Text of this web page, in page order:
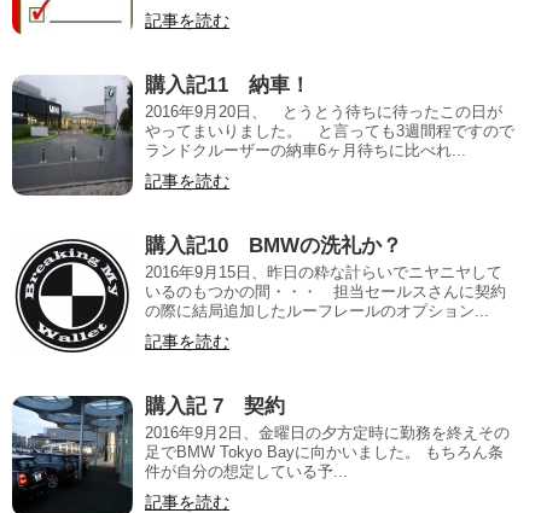
記事を読む
購入記11 納車！
2016年9月20日、 とうとう待ちに待ったこの日が
やってまいりました。 と言っても3週間程ですので
ランドクルーザーの納車6ヶ月待ちに比べれ...
記事を読む
購入記10 BMWの洗礼か？
2016年9月15日、昨日の粋な計らいでニヤニヤして
いるのもつかの間・・・ 担当セールスさんに契約
の際に結局追加したルーフレールのオプション...
記事を読む
購入記 7 契約
2016年9月2日、金曜日の夕方定時に勤務を終えその
足でBMW Tokyo Bayに向かいました。 もちろん条
件が自分の想定している予...
記事を読む